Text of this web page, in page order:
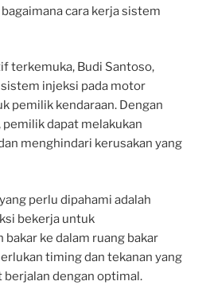
cara kerja sistem
terkemuka, Budi Santoso,
injeksi pada motor
pemilik kendaraan. Dengan
pemilik dapat melakukan
menghindari kerusakan yang
perlu dipahami adalah
bekerja untuk
ke dalam ruang bakar
timing dan tekanan yang
dengan optimal.